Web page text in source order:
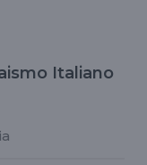
Italiano